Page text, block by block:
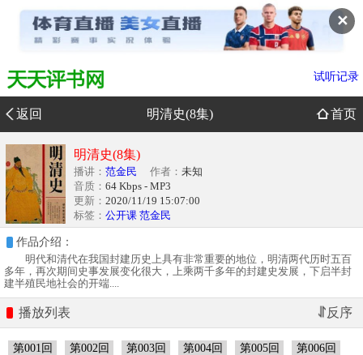
✕
试听记录
返回 明清史(8集) 首页
明清史(8集)
播讲： 范金民 作者： 未知
音质： 64 Kbps - MP3
更新： 2020/11/19 15:07:00
标签： 公开课 范金民
作品介绍：
明代和清代在我国封建历史上具有非常重要的地位，明清两代历时五百
多年，再次期间史事发展变化很大，上乘两千多年的封建史发展，下启半封
建半殖民地社会的开端....
播放列表
第001回 第002回 第003回 第004回 第005回
第006回